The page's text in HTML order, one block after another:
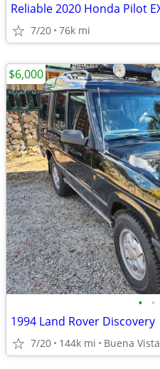
7/20 76k mi
• •
1994 Land Rover Discovery
7/20 144k mi Buena Vista
$6,000